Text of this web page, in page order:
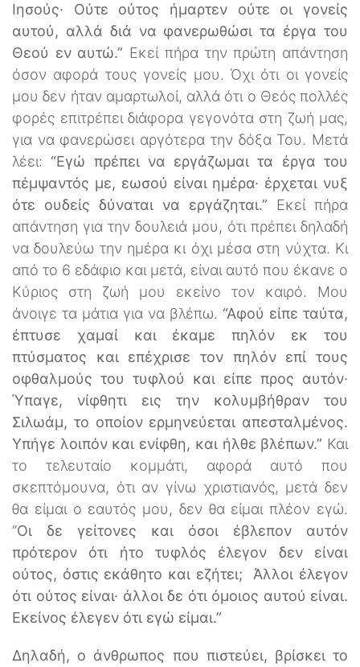
Ιησούς· Ούτε ούτος ήμαρτεν ούτε οι γονείς
αυτού, αλλά διά να φανερωθώσι τα έργα του
Θεού εν αυτώ.” Εκεί πήρα την πρώτη απάντηση
όσον αφορά τους γονείς μου. Όχι ότι οι γονείς
μου δεν ήταν αμαρτωλοί, αλλά ότι ο Θεός πολλές
φορές επιτρέπει διάφορα γεγονότα στη ζωή μας,
για να φανερώσει αργότερα την δόξα Του. Μετά
λέει: “Εγώ πρέπει να εργάζωμαι τα έργα του
πέμψαντός με, εωσού είναι ημέρα· έρχεται νυξ
ότε ουδείς δύναται να εργάζηται.” Εκεί πήρα
απάντηση για την δουλειά μου, ότι πρέπει δηλαδή
να δουλεύω την ημέρα κι όχι μέσα στη νύχτα. Κι
από το 6 εδάφιο και μετά, είναι αυτό που έκανε ο
Κύριος στη ζωή μου εκείνο τον καιρό. Μου
άνοιγε τα μάτια για να βλέπω. “Αφού είπε ταύτα,
έπτυσε χαμαί και έκαμε πηλόν εκ του
πτύσματος και επέχρισε τον πηλόν επί τους
οφθαλμούς του τυφλού και είπε προς αυτόν·
Ύπαγε, νίφθητι εις την κολυμβήθραν του
Σιλωάμ, το οποίον ερμηνεύεται απεσταλμένος.
Υπήγε λοιπόν και ενίφθη, και ήλθε βλέπων.” Και
το τελευταίο κομμάτι, αφορά αυτό που
σκεπτόμουνα, ότι αν γίνω χριστιανός, μετά δεν
θα είμαι ο εαυτός μου, δεν θα είμαι πλέον εγώ.
”Οι δε γείτονες και όσοι έβλεπον αυτόν
πρότερον ότι ήτο τυφλός έλεγον δεν είναι
ούτος, όστις εκάθητο και εζήτει; Άλλοι έλεγον
ότι ούτος είναι· άλλοι δε ότι όμοιος αυτού είναι.
Εκείνος έλεγεν ότι εγώ είμαι.”
Δηλαδή, ο άνθρωπος που πιστεύει, βρίσκει το